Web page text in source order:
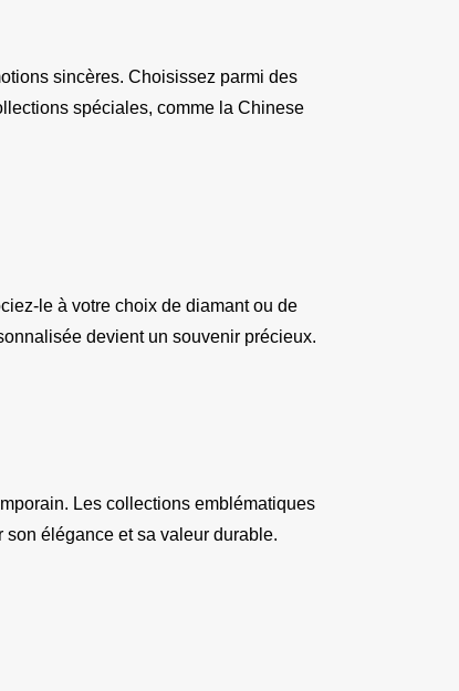
sincères. Choisissez parmi des
spéciales, comme la Chinese
le à votre choix de diamant ou de
devient un souvenir précieux.
Les collections emblématiques
élégance et sa valeur durable.